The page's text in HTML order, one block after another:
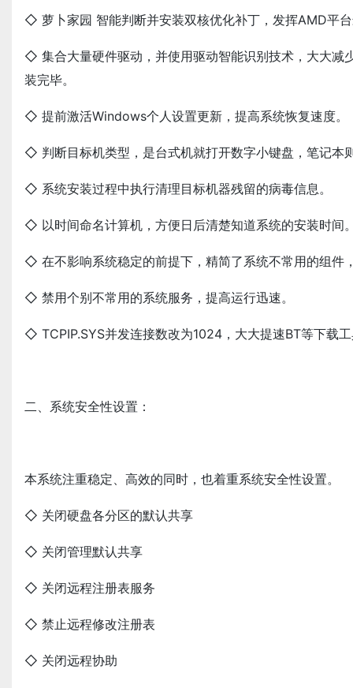
◇ 萝卜家园 智能判断并安装双核优化补丁，发挥AMD平
◇ 集合大量硬件驱动，并使用驱动智能识别技术，大大减
装完毕。
◇ 提前激活Windows个人设置更新，提高系统恢复速度。
◇ 判断目标机类型，是台式机就打开数字小键盘，笔记本
◇ 系统安装过程中执行清理目标机器残留的病毒信息。
◇ 以时间命名计算机，方便日后清楚知道系统的安装时间
◇ 在不影响系统稳定的前提下，精简了系统不常用的组件
◇ 禁用个别不常用的系统服务，提高运行迅速。
◇ TCPIP.SYS并发连接数改为1024，大大提速BT等下载
二、系统安全性设置：
本系统注重稳定、高效的同时，也着重系统安全性设置。
◇ 关闭硬盘各分区的默认共享
◇ 关闭管理默认共享
◇ 关闭远程注册表服务
◇ 禁止远程修改注册表
◇ 关闭远程协助